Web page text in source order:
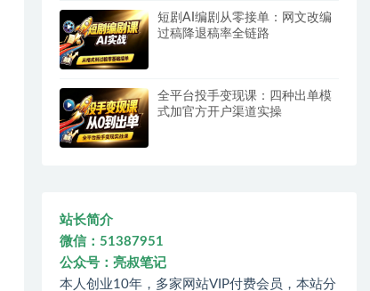
短剧AI编剧从零接单：网文改编
过稿降退稿率全链路
全平台投手变现课：四种出单模
式加官方开户渠道实操
站长简介
微信：51387951
公众号：亮叔笔记
本人创业10年，多家网站VIP付费会员，本站分